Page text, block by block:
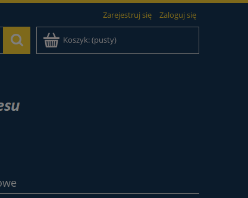
Zarejestruj się Zaloguj się
Koszyk:(pusty)